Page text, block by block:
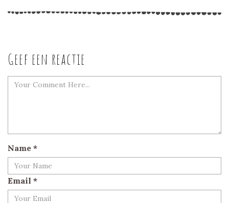
Geef een reactie
Name *
Email *